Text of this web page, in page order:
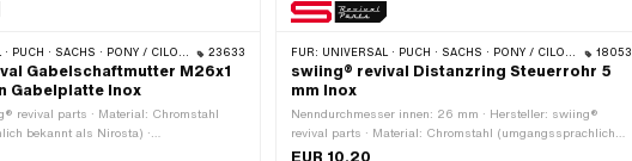
· PONY / CILO (BETA 521 & 512) · ZÜNDAPP BELMONDO · TOMOS 23633
Gabelschaftmutter M26x1
Gabelplatte Inox
revival parts · Material: Chromstahl
bekannt als Nirosta) ·
(Gewinde): 26 mm · Höhe: 14 mm ·
FÜR: UNIVERSAL · PUCH · SACHS · PONY / CILO (BETA 521 & 512) · ZÜNDAPP BELMONDO 18053
swiing® revival Distanzring Steuerrohr 5
mm Inox
Nenndurchmesser innen: 26 mm · Hersteller: swiing®
revival parts · Material: Chromstahl (umgangssprachlich
bekannt als Nirosta) · Gesamtlänge: 5 mm · Ø aussen: 32